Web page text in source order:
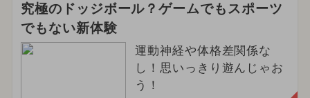
究極のドッジボール？ゲームでもスポーツ
でもない新体験
運動神経や体格差関係な
し！思いっきり遊んじゃお
う！